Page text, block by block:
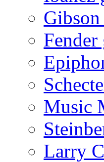
Fender
Music
Larry